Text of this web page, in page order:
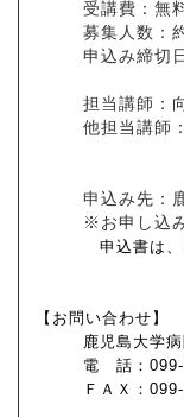
受講費：無
募集人数：
申込み締切
担当講師
他担当講師
岩坪 笑先
申込み先：
※お申し込
申込書は、
【お問い合わせ】
鹿児島大学
電 話：099-
ＦＡＸ：